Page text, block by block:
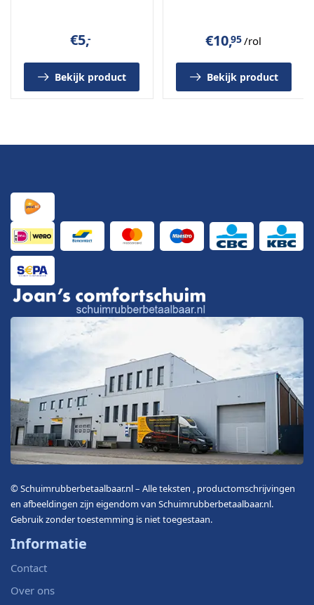
€5,-
Bekijk product
€10,95/rol
Bekijk product
© Schuimrubberbetaalbaar.nl – Alle teksten , productomschrijvingen
en afbeeldingen zijn eigendom van Schuimrubberbetaalbaar.nl.
Gebruik zonder toestemming is niet toegestaan.
Informatie
Contact
Over ons